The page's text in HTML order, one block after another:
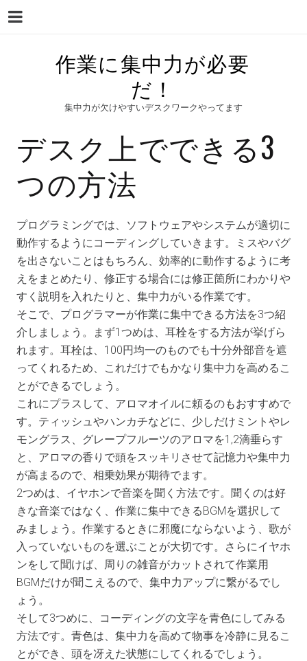
作業に集中力が必要
だ！
集中力が欠けやすいデスクワークやってます
デスク上でできる3
つの方法
プログラミングでは、ソフトウェアやシステムが適切に
動作するようにコーディングしていきます。ミスやバグ
を出さないことはもちろん、効率的に動作するように考
えをまとめたり、修正する場合には修正箇所にわかりや
すく説明を入れたりと、集中力がいる作業です。
そこで、プログラマーが作業に集中できる方法を3つ紹
介しましょう。まず1つめは、耳栓をする方法が挙げら
れます。耳栓は、100円均一のものでも十分外部音を遮
ってくれるため、これだけでもかなり集中力を高めるこ
とができるでしょう。
これにプラスして、アロマオイルに頼るのもおすすめで
す。ティッシュやハンカチなどに、少しだけミントやレ
モングラス、グレープフルーツのアロマを1,2滴垂らす
と、アロマの香りで頭をスッキリさせて記憶力や集中力
が高まるので、相乗効果が期待でます。
2つめは、イヤホンで音楽を聞く方法です。聞くのは好
きな音楽ではなく、作業に集中できるBGMを選択して
みましょう。作業するときに邪魔にならないよう、歌が
入っていないものを選ぶことが大切です。さらにイヤホ
ンをして聞けば、周りの雑音がカットされて作業用
BGMだけが聞こえるので、集中力アップに繋がるでし
ょう。
そして3つめに、コーディングの文字を青色にしてみる
方法です。青色は、集中力を高めて物事を冷静に見るこ
とができ、頭を冴えた状態にしてくれるでしょう。
Menu